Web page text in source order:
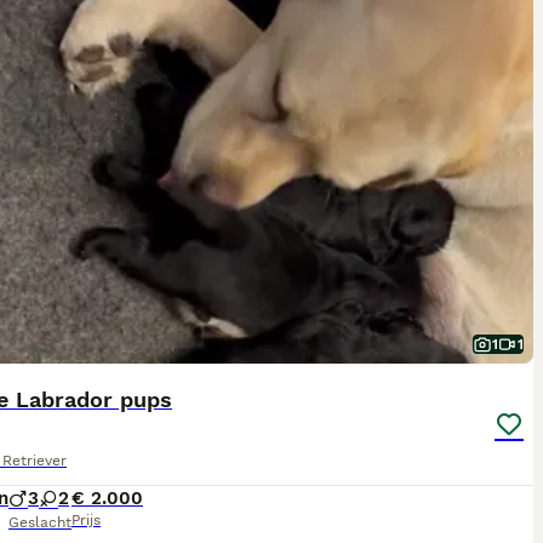
1 1
Labrador pups
3 2
Geslacht
€ 2.000
Prijs